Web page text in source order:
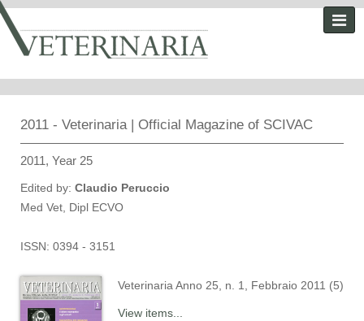
2011 - Veterinaria | Official Magazine of SCIVAC
2011, Year 25
Edited by: Claudio Peruccio
Med Vet, Dipl ECVO
ISSN: 0394 - 3151
Veterinaria Anno 25, n. 1, Febbraio 2011 (5)
View items...